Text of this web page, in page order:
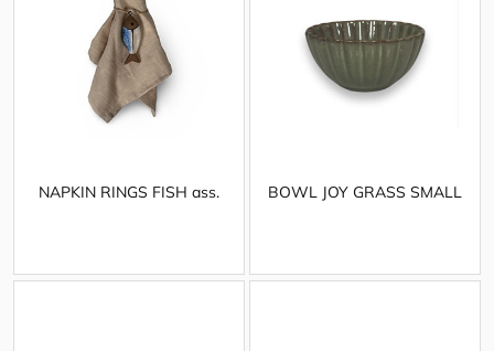
NAPKIN RINGS FISH ass. BOWL JOY GRASS SMALL